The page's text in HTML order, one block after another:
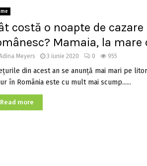
costă o noapte de
Mamaia, la mare
Meyers 3 iunie 2020 0 955
din acest an se anunţă mai mari pe
în România este cu mult mai scump......
Read more